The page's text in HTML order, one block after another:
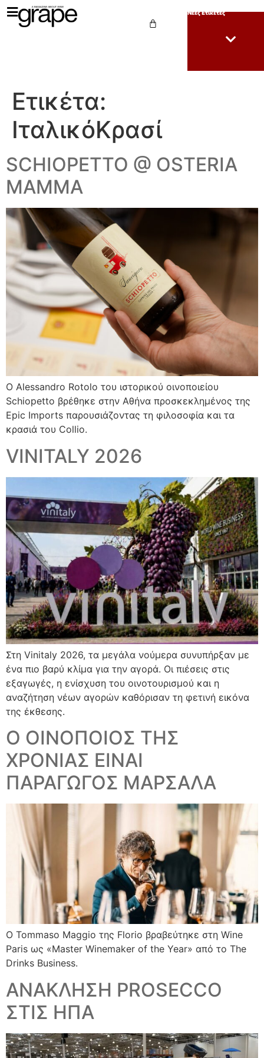
Νέες Ετικέτες
Ετικέτα:
ΙταλικόΚρασί
SCHIOPETTO @ OSTERIA
MAMMA
Ο Alessandro Rotolo του ιστορικού οινοποιείου
Schiopetto βρέθηκε στην Αθήνα προσκεκλημένος της
Epic Imports παρουσιάζοντας τη φιλοσοφία και τα
κρασιά του Collio.
VINITALY 2026
Στη Vinitaly 2026, τα μεγάλα νούμερα συνυπήρξαν με
ένα πιο βαρύ κλίμα για την αγορά. Οι πιέσεις στις
εξαγωγές, η ενίσχυση του οινοτουρισμού και η
αναζήτηση νέων αγορών καθόρισαν τη φετινή εικόνα
της έκθεσης.
Ο ΟΙΝΟΠΟΙΟΣ ΤΗΣ
ΧΡΟΝΙΑΣ ΕΙΝΑΙ
ΠΑΡΑΓΩΓΟΣ ΜΑΡΣΑΛΑ
Ο Tommaso Maggio της Florio βραβεύτηκε στη Wine
Paris ως «Master Winemaker of the Year» από το The
Drinks Business.
ΑΝΑΚΛΗΣΗ PROSECCO
ΣΤΙΣ ΗΠΑ